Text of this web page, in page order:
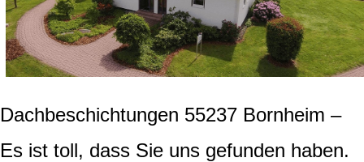
Dachbeschichtungen 55237 Bornheim –
Es ist toll, dass Sie uns gefunden haben.